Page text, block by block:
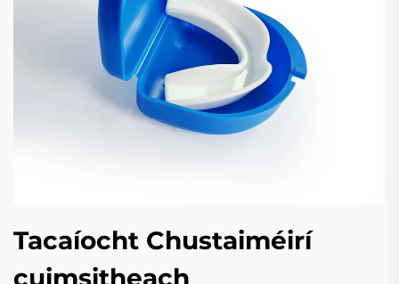
Tacaíocht Chustaiméirí
cuimsitheach